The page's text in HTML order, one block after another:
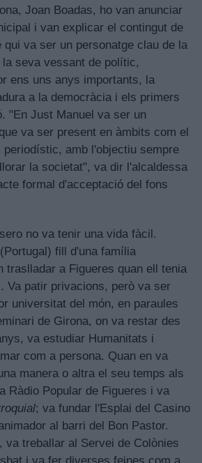
Joan Boadas, ho van anunciar
i van explicar el contingut de
qui va ser un personatge clau de la
seva vessant de polític,
ens uns anys importants, la
a la democràcia i els primers
"En Just Manuel va ser un
va ser present en àmbits com el
amb l'objectiu sempre
la societat", va dir l'alcaldessa
formal d'acceptació del fons
no va tenir una vida fàcil.
fill d'una família
traslladar a Figueres quan ell tenia
Va patir privacions, però va ser
universitat del món, en paraules
de Girona, on va restar des
va estudiar Humanitats i
com a persona. Quan en va
manera o altra el seu temps als
Ràdio Popular de Figueres i va
; va fundar l'Esplai del Casino
al barri del Bon Pastor.
va treballar al Servei de Colònies
i va fer diverses feines com a